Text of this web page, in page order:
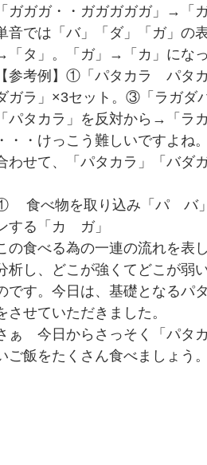
「ガガガ・・ガガガガガ」→「
音では「バ」「ダ」「ガ」の
「タ」。「ガ」→「カ」になっ
【参考例】①「パタカラ　パタ
ガラ」×3セット。③「ラガダ
「パタカラ」を反対から→「ラ
・・・けっこう難しいですよね
わせて、「パタカラ」「バダ
嚼し、喉まで運ぶ「タ　ダ」③ゴック
する「カ　ガ」
の食べる為の一連の流れを表
析し、どこが強くてどこが弱
です。今日は、基礎となるパ
させていただきました。
ぁ　今日からさっそく「パタ
ご飯をたくさん食べましょう。